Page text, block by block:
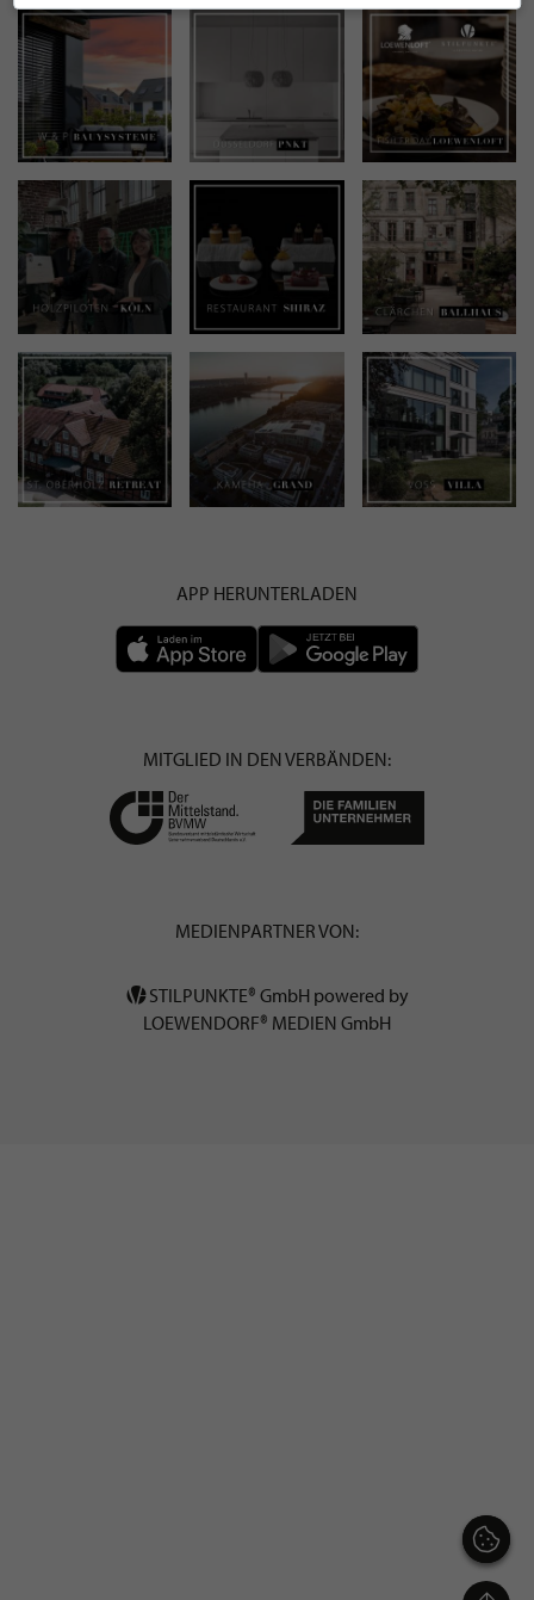
APP HERUNTERLADEN
MITGLIED IN DEN VERBÄNDEN:
MEDIENPARTNER VON:
STILPUNKTE® GmbH powered by
LOEWENDORF® MEDIEN GmbH